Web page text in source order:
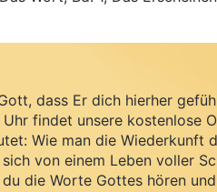
dass Er dich hierher
findet unsere kostenlose
Wie man die Wiederkunft
von einem Leben voller
die Worte Gottes hören